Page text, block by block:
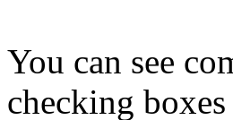
You can see
checking